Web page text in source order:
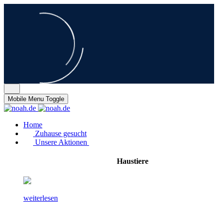
Mobile Menu Toggle
Home
Zuhause gesucht
Unsere Aktionen
Haustiere
weiterlesen